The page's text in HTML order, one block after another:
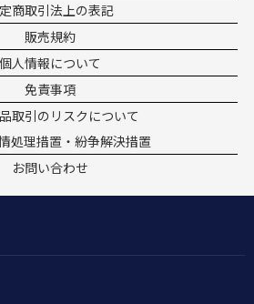
商取引法上の表記
販売規約
個人情報について
免責事項
取引のリスクについて
処理措置・紛争解決措置
お問い合わせ